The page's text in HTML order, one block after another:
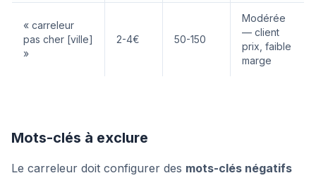
« carreleur
pas cher [ville]
»
2-4€ 50-150
Modérée
— client
prix, faible
marge
Mots-clés à exclure
Le carreleur doit configurer des mots-clés négatifs